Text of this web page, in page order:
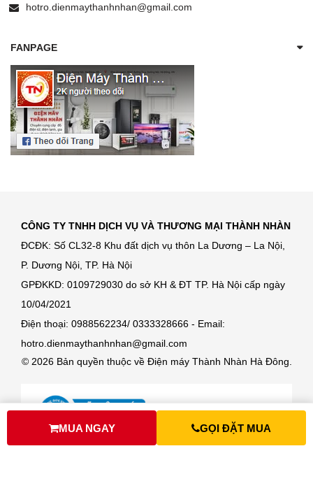
MUA NGAY GỌI ĐẶT MUA
hotro.dienmaythanhnhan@gmail.com
FANPAGE
CÔNG TY TNHH DỊCH VỤ VÀ THƯƠNG MẠI THÀNH NHÀN
ĐCĐK: Số CL32-8 Khu đất dịch vụ thôn La Dương – La Nội,
P. Dương Nội, TP. Hà Nội
GPĐKKD: 0109729030 do sở KH & ĐT TP. Hà Nội cấp ngày
10/04/2021
Điện thoại: 0988562234/ 0333328666 - Email:
hotro.dienmaythanhnhan@gmail.com
© 2026 Bản quyền thuộc về Điện máy Thành Nhàn Hà Đông.